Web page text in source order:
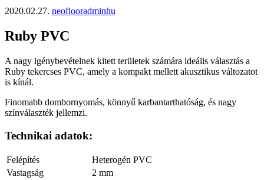
2020.02.27. neoflooradminhu
Ruby PVC
A nagy igénybevételnek kitett területek számára ideális választás a
Ruby tekercses PVC, amely a kompakt mellett akusztikus változatot
is kínál.
Finomabb dombornyomás, könnyű karbantarthatóság, és nagy
színválaszték jellemzi.
Technikai adatok:
Felépítés
Heterogén PVC
Vastagság
2 mm